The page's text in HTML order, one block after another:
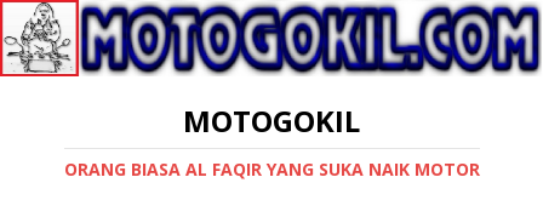
MOTOGOKIL
ORANG BIASA AL FAQIR YANG SUKA NAIK MOTOR